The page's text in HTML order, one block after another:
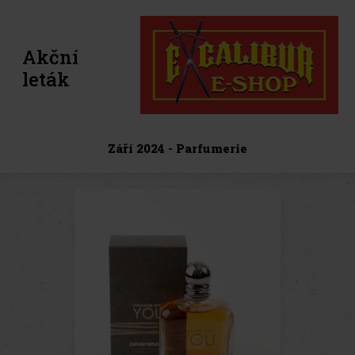
Akční
leták
Září 2024 - Parfumerie